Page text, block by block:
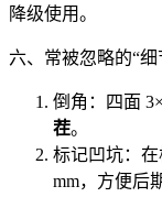
降级使用。
六、常被忽略的“细
倒角：四面
茬。
标记凹坑：
mm，方便后